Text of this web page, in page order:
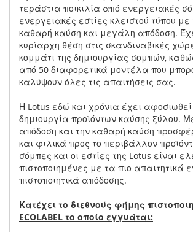
τεράστια ποικιλία από ενεργειακές
ενεργειακές εστίες κλειστού τύπου
καθαρή καύση και μεγάλη απόδοση.
κυρίαρχη θέση στις σκανδιναβικές
κομμάτι της δημιουργίας σομπών,
από 50 διαφορετικά μοντέλα που
καλύψουν όλες τις απαιτήσεις σας.
Η Lotus εδώ και χρόνια έχει
δημιουργία προϊόντων καύσης ξύλου.
απόδοση και την καθαρή καύση
και φιλικά προς το περιβάλλον
σόμπες και οι εστίες της Lotus είναι
πιστοποιημένες με τα πιο απαιτητικά
πιστοποιητικά απόδοσης.
Κατέχει το διεθνούς φήμης
ECOLABEL το οποίο εγγυάται: